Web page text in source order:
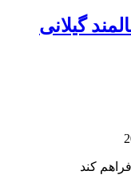
برای ۸۰۰ سالمند گیلانی
کند